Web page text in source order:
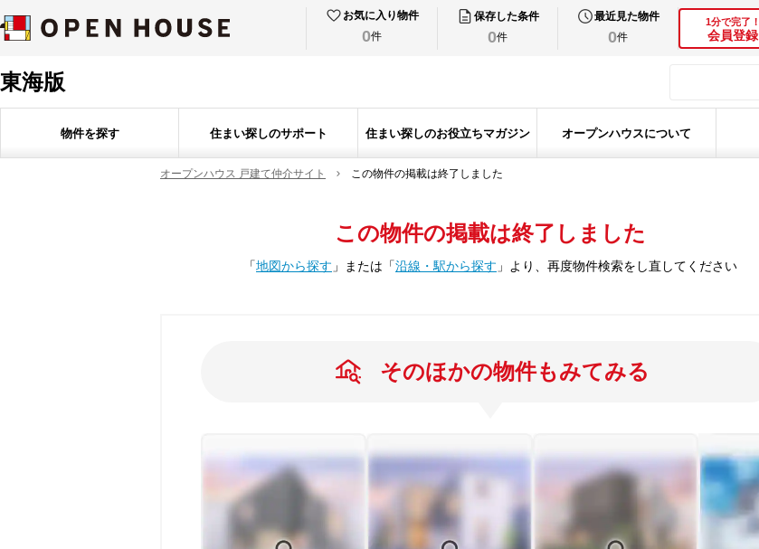
お気に入り物件
0件
保存した条件
0件
最近見た物件
0件
1分で完了！
会員登録
東海版
物件を探す 住まい探しのサポート 住まい探しのお役立ちマガジン オープンハウスについて
オープンハウス 戸建て仲介サイト この物件の掲載は終了しました
この物件の掲載は終了しました
「地図から探す 」 または 「沿線・駅から探す 」 より、再度物件検索をし直してください
そのほかの物件もみてみる